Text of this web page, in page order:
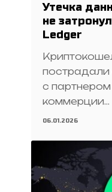
Утечка
не
Ledger
пострадали
с
коммерции…
06.01.2026